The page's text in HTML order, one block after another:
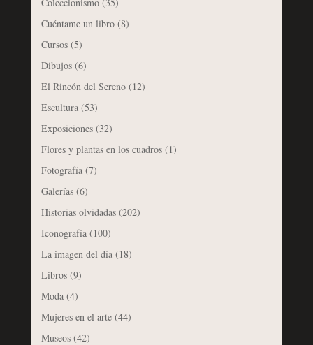
Cuéntame un libro(8)
Cursos(5)
Dibujos(6)
El Rincón del Sereno(12)
Escultura(53)
Exposiciones(32)
Flores y plantas en los cuadros(1)
Fotografía(7)
Galerías(6)
Historias olvidadas(202)
Iconografía(100)
La imagen del día(18)
Libros(9)
Moda(4)
Mujeres en el arte(44)
Museos(42)